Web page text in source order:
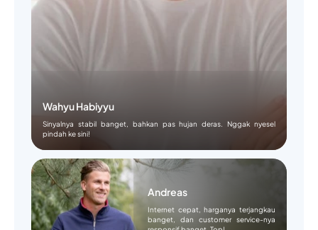
Wahyu Habiyyu
Sinyalnya stabil banget, bahkan pas hujan deras. Nggak nyesel
pindah ke sini!
Andreas
Internet cepat, harganya terjangkau
banget, dan customer service-nya